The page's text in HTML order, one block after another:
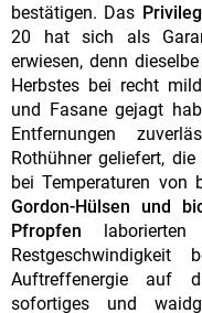
bestätigen. Das
20 hat sich als
erwiesen, denn
Herbstes bei recht
und Fasane gejagt
Entfernungen
Rothühner geliefert,
bei Temperaturen von
Gordon-Hülsen und
Pfropfen laborierten
Auftreffenergie auf
sofortiges und